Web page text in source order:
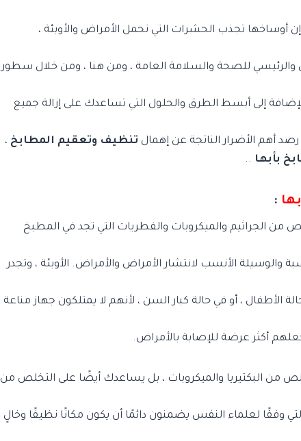
أوساخها تجذب الحشرات التي تحمل الأمراض والأوبئة ،
والرئيسي للصحة والسلامة العامة ، ومن هنا ، ومن خلال سطور
إلى أبسط الطرق والحلول التي تساعدك على إزالة جميع
أهم الأضرار الناتجة عن إهمال تنظيف وتعقيم المطابخ ،
بأبها ..
:
الجراثيم والميكروبات والفطريات التي تجد في المطبخ
والوسيلة الأنسب لانتشار الأمراض والأمراض. الأوبئة ، وتجدر
الأطفال ، أو في حالة كبار السن ، لأنهم لا يمتلكون جهاز مناعة
أكثر عرضة للإصابة بالأمراض.
البكتيريا والميكروبات ، بل يساعدك أيضًا على التخلص من
وفقًا لعلماء النفس يضمنون دائمًا أن يكون مكانًا نظيفًا وخالٍ